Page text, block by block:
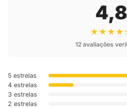
4,8
12 avaliações
5 estrelas
4 estrelas
3 estrelas
2 estrelas